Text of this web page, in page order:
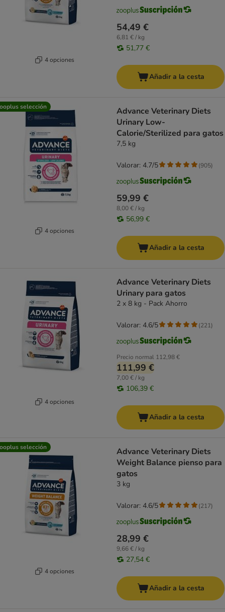
4 opciones
54,49 €
6,81 € / kg
51,77 €
Añadir a la cesta
selección
4 opciones
Advance Veterinary Diets
Urinary Low-
Calorie/Sterilized para gatos
7,5 kg
59,99 €
8,00 € / kg
56,99 €
Valorar: 4.7/5 (905)
Añadir a la cesta
4 opciones
Advance Veterinary Diets
Urinary para gatos
2 x 8 kg - Pack Ahorro
Precio normal 112,98 €
111,99 €
7,00 € / kg
106,39 €
Valorar: 4.6/5 (221)
Añadir a la cesta
selección
4 opciones
Advance Veterinary Diets
Weight Balance pienso para
gatos
3 kg
28,99 €
9,66 € / kg
27,54 €
Valorar: 4.6/5 (217)
Añadir a la cesta